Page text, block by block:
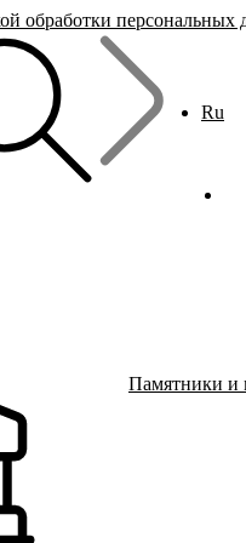
Ru
Памятники и
обработки персональных